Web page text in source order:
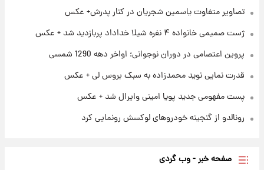
۲۳ ساعت پیش
کرد
تصاویر متفاوت یاسمین شجریان در کنار پدرش+ عکس
ژست صمیمی خانواده ۴ نفره شیلا خداداد پربازدید شد + عکس
پروین اعتصامی در دوران نوجوانی؛ اواخر دهه 1290 شمسی
قدرت نمایی نوید محمدزاده به سبک بروس لی + عکس
پست مفهومی جدید پویا امینی وایرال شد + عکس
رونالدو از گنجینه خودروهای لوکسش رونمایی کرد
صفحه خبر - وب گردی